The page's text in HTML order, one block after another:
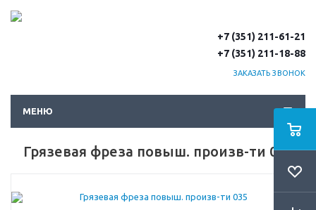
+7 (351) 211-61-21
+7 (351) 211-18-88
ЗАКАЗАТЬ ЗВОНОК
МЕНЮ
Грязевая фреза повыш. произв-ти 035